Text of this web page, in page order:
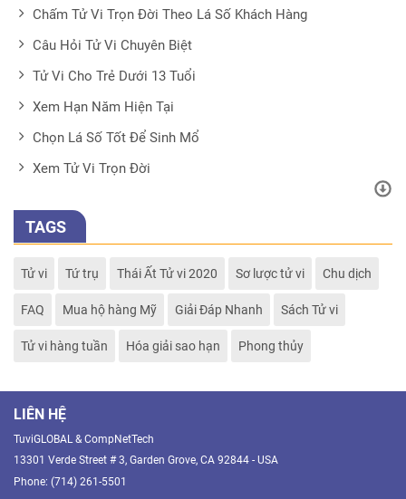
Chấm Tử Vi Trọn Đời Theo Lá Số Khách Hàng
Câu Hỏi Tử Vi Chuyên Biệt
Tử Vi Cho Trẻ Dưới 13 Tuổi
Xem Hạn Năm Hiện Tại
Chọn Lá Số Tốt Để Sinh Mổ
Xem Tử Vi Trọn Đời
TAGS
Tử vi Tứ trụ Thái Ất Tử vi 2020 Sơ lược tử vi Chu dịch
FAQ Mua hộ hàng Mỹ Giải Đáp Nhanh Sách Tử vi
Tử vi hàng tuần Hóa giải sao hạn Phong thủy
LIÊN HỆ
TuviGLOBAL & CompNetTech
13301 Verde Street # 3, Garden Grove, CA 92844 - USA
Phone: (714) 261-5501